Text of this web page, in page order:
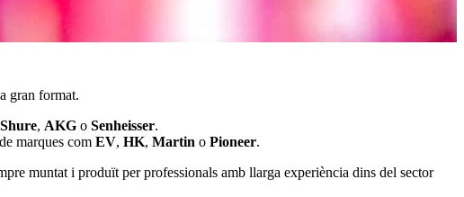
gran format.
Shure, AKGo Senheisser.
marques com EV, HK, Martin o Pioneer.
muntat i produït per professionals amb llarga experiència dins del sector